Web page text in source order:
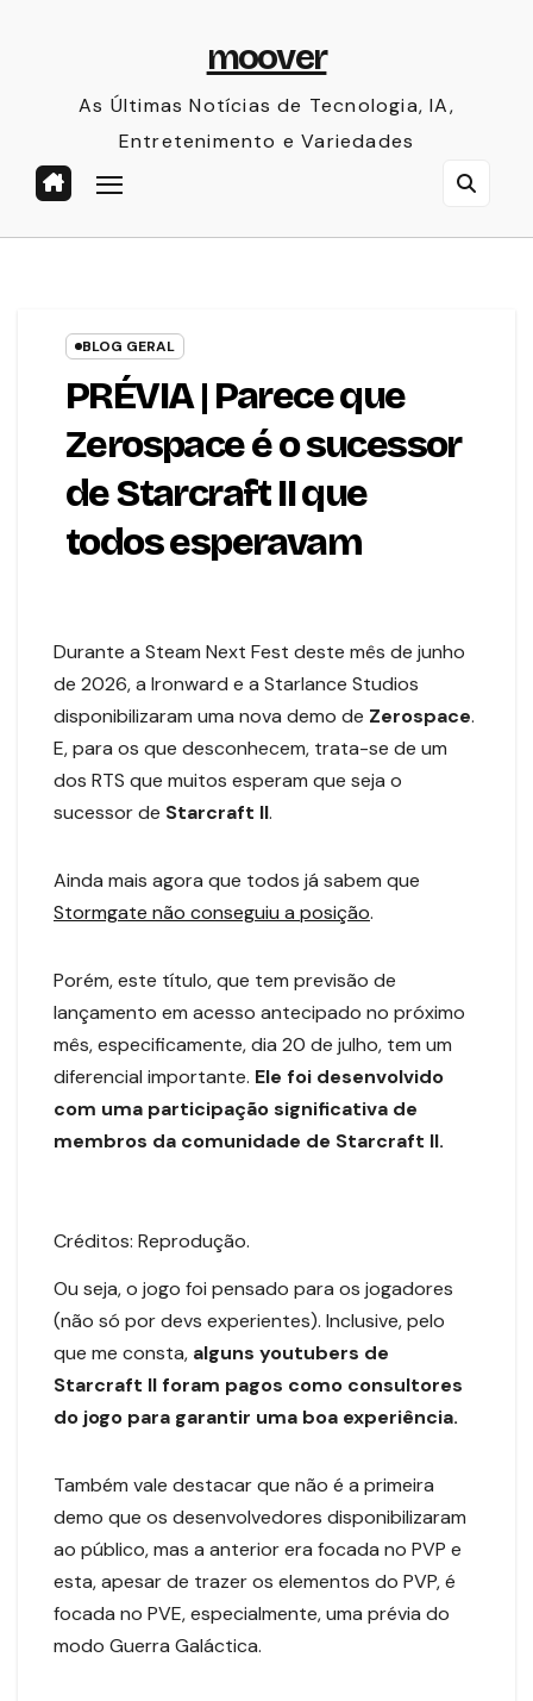
moover
As Últimas Notícias de Tecnologia, IA,
Entretenimento e Variedades
BLOG GERAL
PRÉVIA | Parece que
Zerospace é o sucessor
de Starcraft II que
todos esperavam
Durante a Steam Next Fest deste mês de junho
de 2026, a Ironward e a Starlance Studios
disponibilizaram uma nova demo de Zerospace.
E, para os que desconhecem, trata-se de um
dos RTS que muitos esperam que seja o
sucessor de Starcraft II.
Ainda mais agora que todos já sabem que
Stormgate não conseguiu a posição.
Porém, este título, que tem previsão de
lançamento em acesso antecipado no próximo
mês, especificamente, dia 20 de julho, tem um
diferencial importante. Ele foi desenvolvido
com uma participação significativa de
membros da comunidade de Starcraft II.
Créditos: Reprodução.
Ou seja, o jogo foi pensado para os jogadores
(não só por devs experientes). Inclusive, pelo
que me consta, alguns youtubers de
Starcraft II foram pagos como consultores
do jogo para garantir uma boa experiência.
Também vale destacar que não é a primeira
demo que os desenvolvedores disponibilizaram
ao público, mas a anterior era focada no PVP e
esta, apesar de trazer os elementos do PVP, é
focada no PVE, especialmente, uma prévia do
modo Guerra Galáctica.